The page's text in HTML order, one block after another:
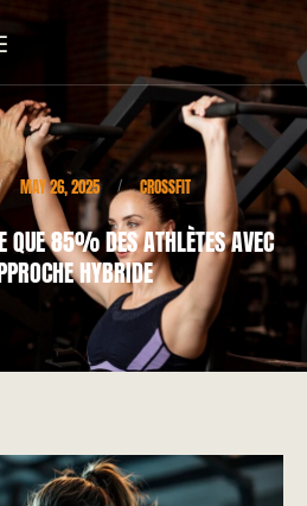
MAY 26, 2025 / CROSSFIT
QUE 85% DES ATHLÈTES AVEC
HYBRIDE